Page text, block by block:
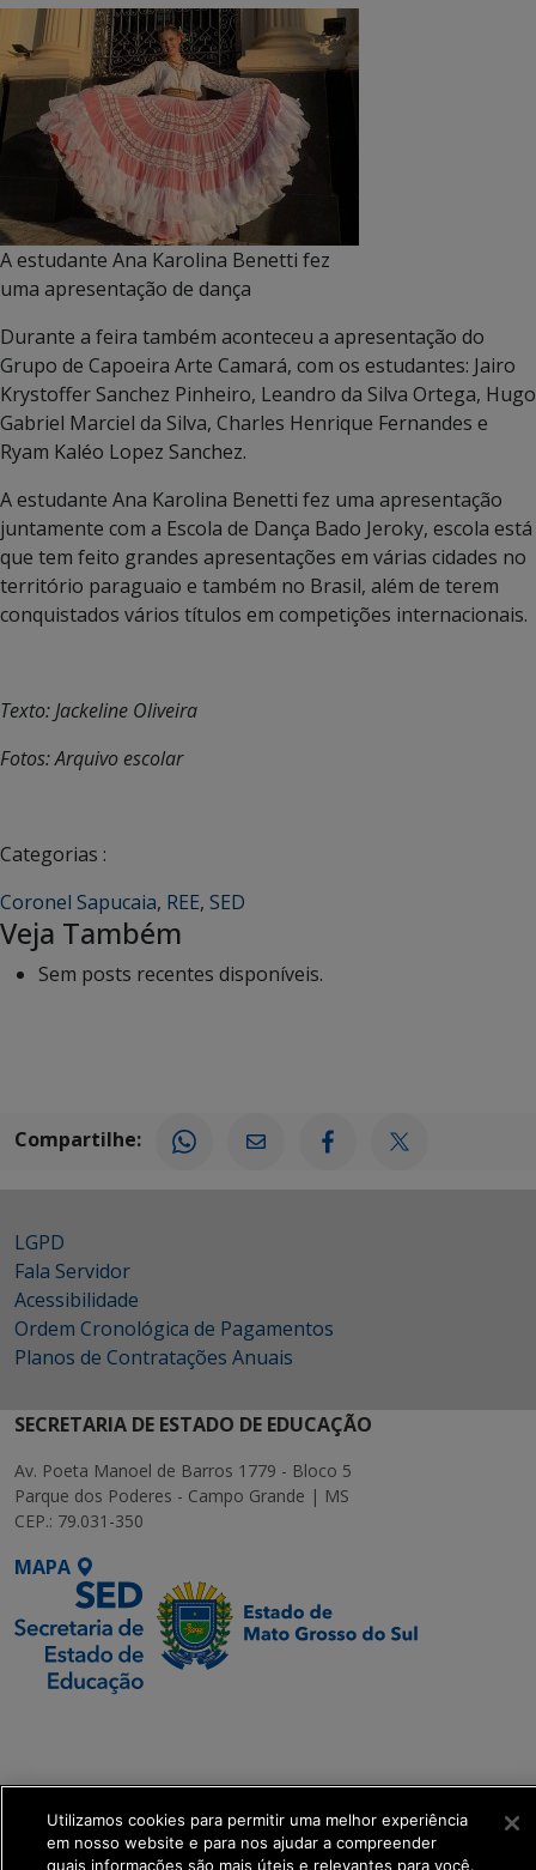
A estudante Ana Karolina Benetti fez
uma apresentação de dança
Durante a feira também aconteceu a apresentação do
Grupo de Capoeira Arte Camará, com os estudantes: Jairo
Krystoffer Sanchez Pinheiro, Leandro da Silva Ortega, Hugo
Gabriel Marciel da Silva, Charles Henrique Fernandes e
Ryam Kaléo Lopez Sanchez.
A estudante Ana Karolina Benetti fez uma apresentação
juntamente com a Escola de Dança Bado Jeroky, escola está
que tem feito grandes apresentações em várias cidades no
território paraguaio e também no Brasil, além de terem
conquistados vários títulos em competições internacionais.
Texto: Jackeline Oliveira
Fotos: Arquivo escolar
Categorias :
Coronel Sapucaia, REE, SED
Veja Também
Sem posts recentes disponíveis.
Compartilhe:
LGPD
Fala Servidor
Acessibilidade
Ordem Cronológica de Pagamentos
Planos de Contratações Anuais
SECRETARIA DE ESTADO DE EDUCAÇÃO
Av. Poeta Manoel de Barros 1779 - Bloco 5
Parque dos Poderes - Campo Grande | MS
CEP.: 79.031-350
MAPA
Transformação Digital
get_footer();
Utilizamos cookies para permitir uma melhor experiência
em nosso website e para nos ajudar a compreender
quais informações são mais úteis e relevantes para você.